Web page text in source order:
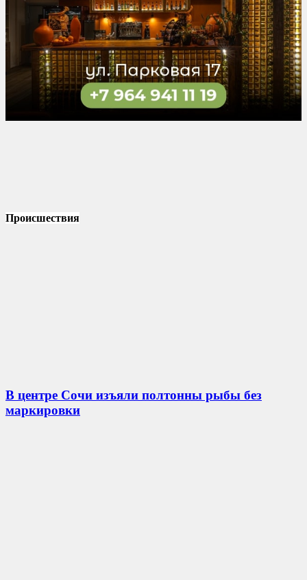
Происшествия
В центре Сочи изъяли полтонны рыбы без
маркировки